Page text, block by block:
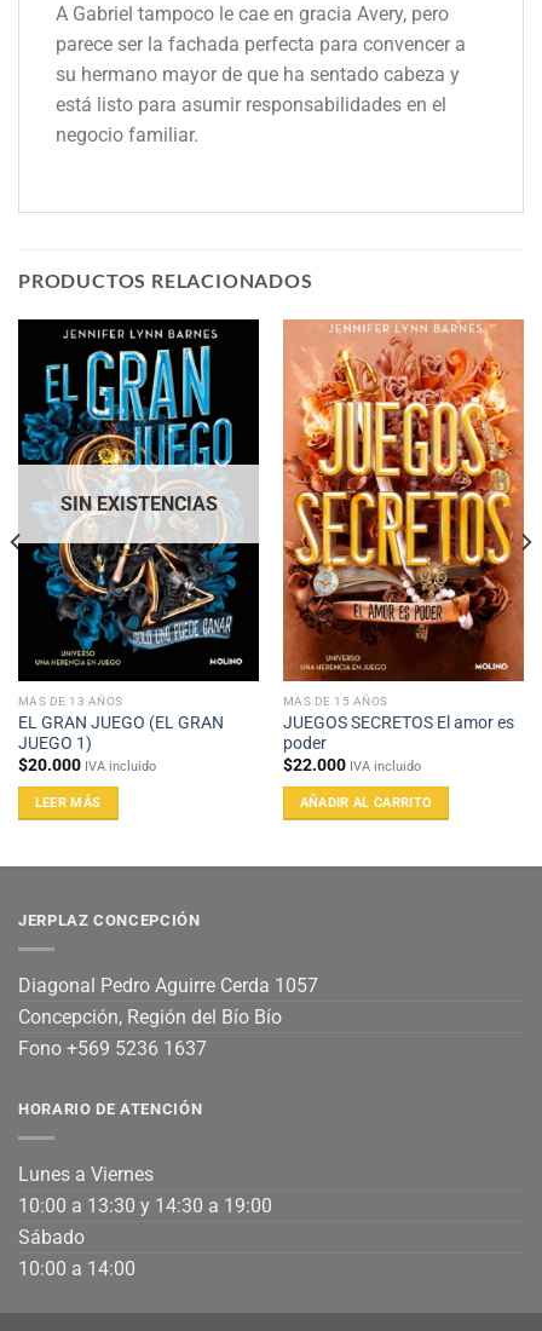
A Gabriel tampoco le cae en gracia Avery, pero
parece ser la fachada perfecta para convencer a
su hermano mayor de que ha sentado cabeza y
está listo para asumir responsabilidades en el
negocio familiar.
PRODUCTOS RELACIONADOS
SIN EXISTENCIAS
MAS DE 13 AÑOS
EL GRAN JUEGO (EL GRAN
JUEGO 1)
$20.000 IVA incluido
LEER MÁS
MAS DE 15 AÑOS
JUEGOS SECRETOS El amor es
poder
$22.000 IVA incluido
AÑADIR AL CARRITO
JERPLAZ CONCEPCIÓN
Diagonal Pedro Aguirre Cerda 1057
Concepción, Región del Bío Bío
Fono +569 5236 1637
HORARIO DE ATENCIÓN
Lunes a Viernes
10:00 a 13:30 y 14:30 a 19:00
Sábado
10:00 a 14:00